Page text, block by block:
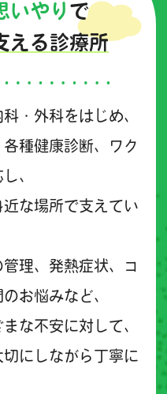
いやり で
える診療所
・外科をはじめ、
種健康診断、ワク
、
な場所で支えてい
理、発熱症状、コ
お悩みなど、
な不安に対して、
にしながら丁寧に